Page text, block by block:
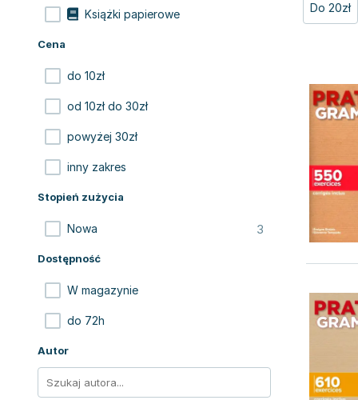
Książki papierowe
Cena
do 10zł
od 10zł do 30zł
powyżej 30zł
inny zakres
Stopień zużycia
Nowa 3
Dostępność
W magazynie
do 72h
Autor
Do 20zł